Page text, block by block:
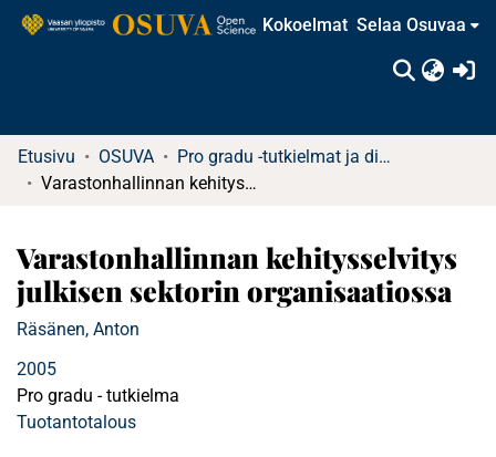
Kokoelmat Selaa Osuvaa
Etusivu OSUVA
Pro gradu -tutkielmat ja diplomityöt
Varastonhallinnan kehitysselvitys julkisen sektorin organisaatiossa
Varastonhallinnan kehitysselvitys
julkisen sektorin organisaatiossa
Räsänen, Anton
2005
Pro gradu - tutkielma
Tuotantotalous